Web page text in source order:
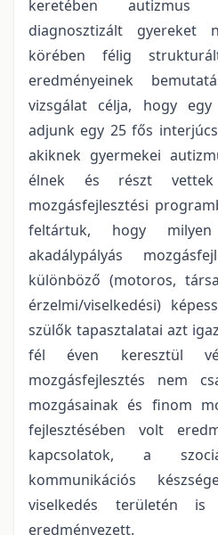
keretében autizmus
diagnosztizált gyereket
körében félig
eredményeinek
vizsgálat célja, hogy
adjunk egy 25 fős
akiknek gyermekei
élnek és részt vettek
mozgásfejlesztési
feltártuk, hogy
akadálypályás
különböző (motoros,
érzelmi/viselkedési)
szülők tapasztalatai azt
fél éven keresztül
mozgásfejlesztés nem
mozgásainak és finom
fejlesztésében volt
kapcsolatok, a
kommunikációs
viselkedés területén is
eredményezett.